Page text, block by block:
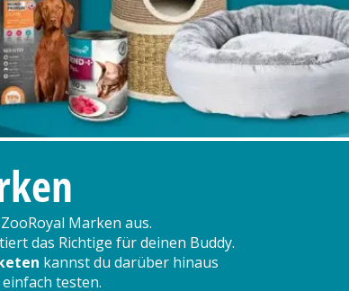
Marken aus.
das Richtige für deinen Buddy.
kannst du darüber hinaus
testen.